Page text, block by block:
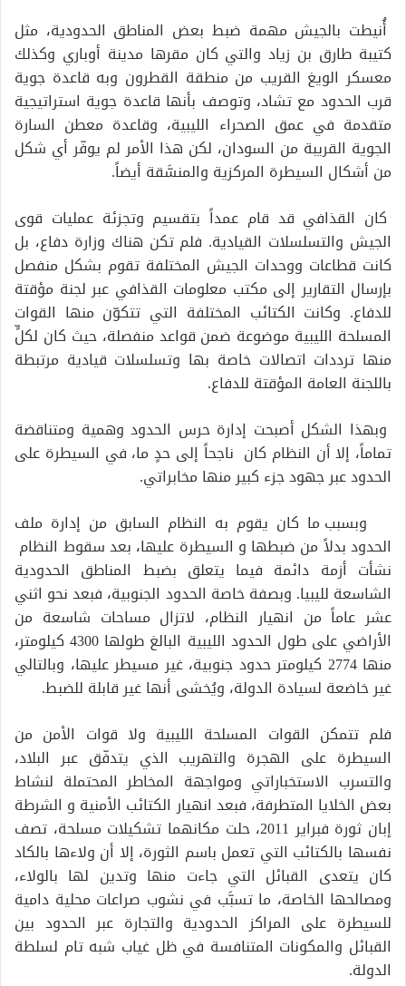
أُنيطت بالجيش مهمة ضبط بعض المناطق الحدودية، مثل
كتيبة طارق بن زياد والتي كان مقرها مدينة أوباري وكذلك
معسكر الويغ القريب من منطقة القطرون وبه قاعدة جوية
قرب الحدود مع تشاد، وتوصف بأنها قاعدة جوية استراتيجية
متقدمة في عمق الصحراء الليبية، وقاعدة معطن السارة
الجوية القريبة من السودان، لكن هذا الأمر لم يوفّر أي شكل
من أشكال السيطرة المركزية والمنسَّقة أيضاً.
كان القذافي قد قام عمداً بتقسيم وتجزئة عمليات قوى
الجيش والتسلسلات القيادية. فلم تكن هناك وزارة دفاع، بل
كانت قطاعات ووحدات الجيش المختلفة تقوم بشكل منفصل
بإرسال التقارير إلى مكتب معلومات القذافي عبر لجنة مؤقتة
للدفاع. وكانت الكتائب المختلفة التي تتكوّن منها القوات
المسلحة الليبية موضوعة ضمن قواعد منفصلة، حيث كان لكلٍّ
منها ترددات اتصالات خاصة بها وتسلسلات قيادية مرتبطة
باللجنة العامة المؤقتة للدفاع.
وبهذا الشكل أصبحت إدارة حرس الحدود وهمية ومتناقضة
تماماً، إلا أن النظام كان ناجحاً إلى حدٍ ما، في السيطرة على
الحدود عبر جهود جزء كبير منها مخابراتي.
وبسبب ما كان يقوم به النظام السابق من إدارة ملف
الحدود بدلاً من ضبطها و السيطرة عليها، بعد سقوط النظام
نشأت أزمة دائمة فيما يتعلق بضبط المناطق الحدودية
الشاسعة لليبيا. وبصفة خاصة الحدود الجنوبية، فبعد نحو اثني
عشر عاماً من انهيار النظام، لاتزال مساحات شاسعة من
الأراضي على طول الحدود الليبية البالغ طولها 4300 كيلومتر،
منها 2774 كيلومتر حدود جنوبية، غير مسيطر عليها، وبالتالي
غير خاضعة لسيادة الدولة، ويُخشى أنها غير قابلة للضبط.
فلم تتمكن القوات المسلحة الليبية ولا قوات الأمن من
السيطرة على الهجرة والتهريب الذي يتدفّق عبر البلاد،
والتسرب الاستخباراتي ومواجهة المخاطر المحتملة لنشاط
بعض الخلايا المتطرفة، فبعد انهيار الكتائب الأمنية و الشرطة
إبان ثورة فبراير 2011، حلت مكانهما تشكيلات مسلحة، تصف
نفسها بالكتائب التي تعمل باسم الثورة، إلا أن ولاءها بالكاد
كان يتعدى القبائل التي جاءت منها وتدين لها بالولاء،
ومصالحها الخاصة، ما تسبَّب في نشوب صراعات محلية دامية
للسيطرة على المراكز الحدودية والتجارة عبر الحدود بين
القبائل والمكونات المتنافسة في ظل غياب شبه تام لسلطة
الدولة.